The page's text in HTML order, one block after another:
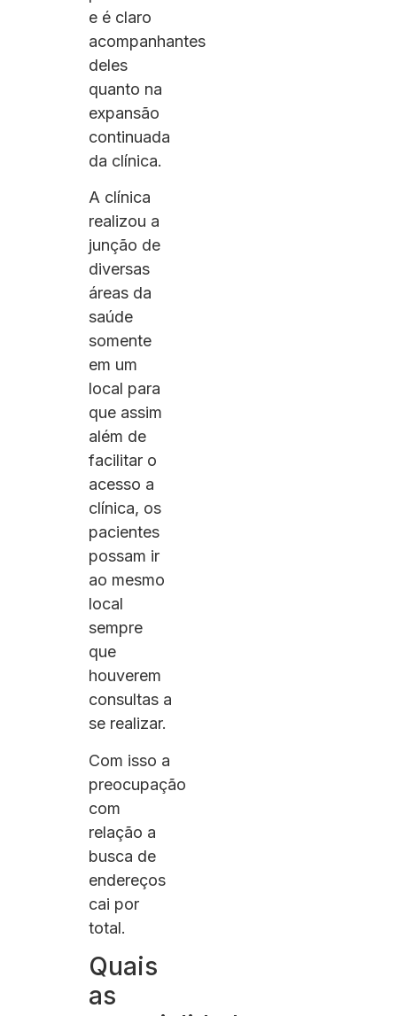
e é claro
acompanhantes
deles
quanto na
expansão
continuada
da clínica.
A clínica
realizou a
junção de
diversas
áreas da
saúde
somente
em um
local para
que assim
além de
facilitar o
acesso a
clínica, os
pacientes
possam ir
ao mesmo
local
sempre
que
houverem
consultas a
se realizar.
Com isso a
preocupação
com
relação a
busca de
endereços
cai por
total.
Quais
as